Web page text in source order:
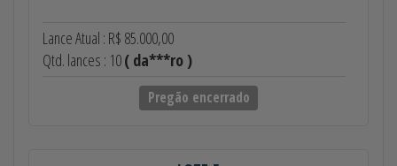
Lance Atual : R$ 85.000,00
Qtd. lances : 10( da***ro )
Pregão encerrado